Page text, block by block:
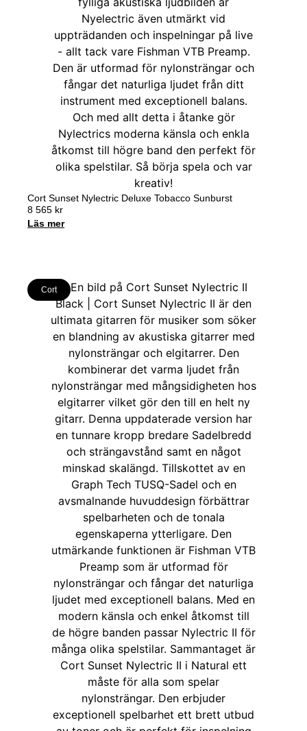
Cort Sunset Nylectric Deluxe Tobacco Sunburst
8 565 kr
Läs mer
Cort